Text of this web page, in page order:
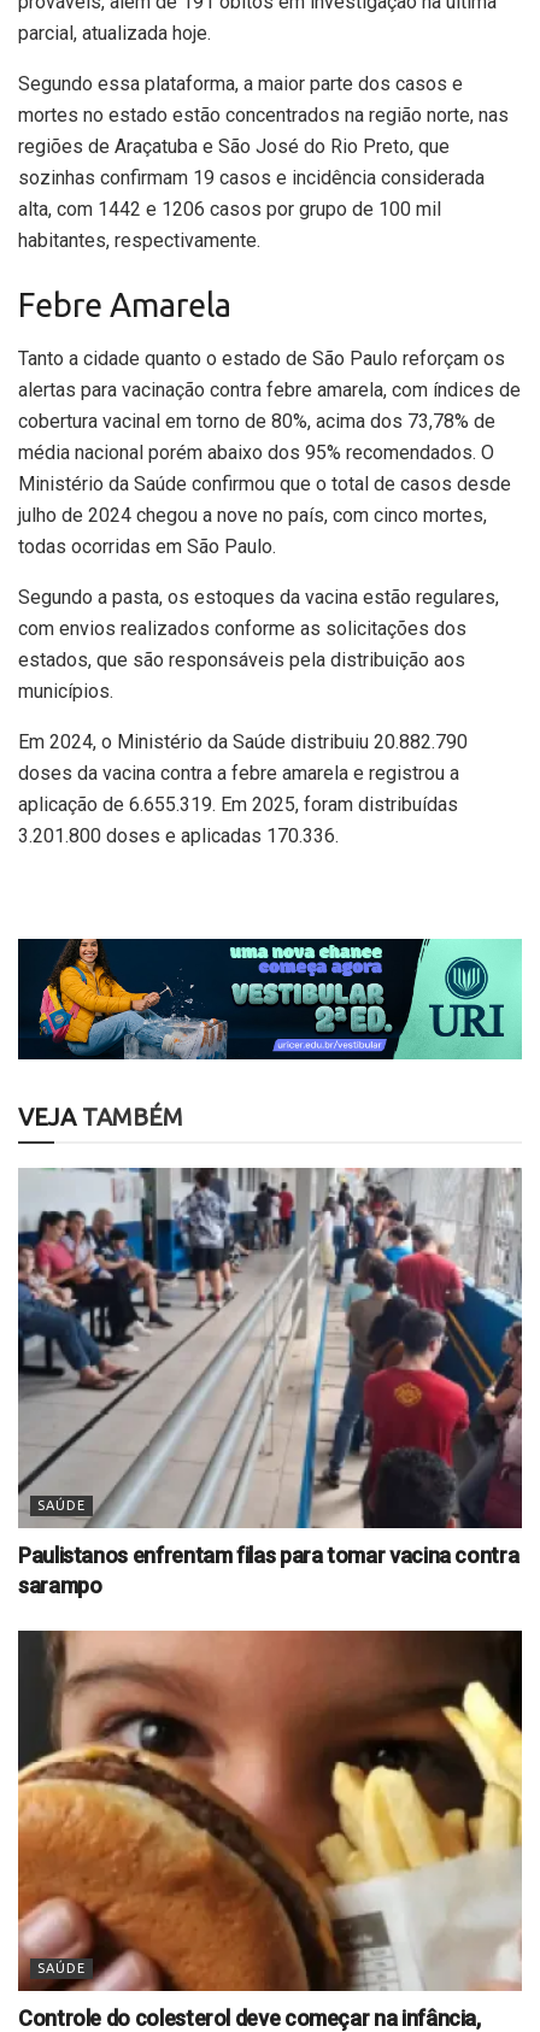
parcial, atualizada hoje.
Segundo essa plataforma, a maior parte dos casos e
mortes no estado estão concentrados na região norte, nas
regiões de Araçatuba e São José do Rio Preto, que
sozinhas confirmam 19 casos e incidência considerada
alta, com 1442 e 1206 casos por grupo de 100 mil
habitantes, respectivamente.
Febre Amarela
Tanto a cidade quanto o estado de São Paulo reforçam os
alertas para vacinação contra febre amarela, com índices de
cobertura vacinal em torno de 80%, acima dos 73,78% de
média nacional porém abaixo dos 95% recomendados. O
Ministério da Saúde confirmou que o total de casos desde
julho de 2024 chegou a nove no país, com cinco mortes,
todas ocorridas em São Paulo.
Segundo a pasta, os estoques da vacina estão regulares,
com envios realizados conforme as solicitações dos
estados, que são responsáveis pela distribuição aos
municípios.
Em 2024, o Ministério da Saúde distribuiu 20.882.790
doses da vacina contra a febre amarela e registrou a
aplicação de 6.655.319. Em 2025, foram distribuídas
3.201.800 doses e aplicadas 170.336.
VEJATAMBÉM
SAÚDE
Paulistanos enfrentam filas para tomar vacina contra
sarampo
SAÚDE
Controle do colesterol deve começar na infância,